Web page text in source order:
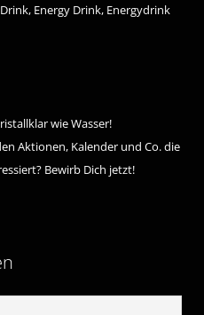
Energy Drink, Energydrink
wie Wasser!
Aktionen, Kalender und Co. die
Bewirb Dich jetzt!